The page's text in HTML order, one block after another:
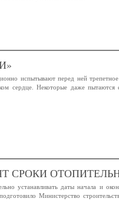
испытывают перед ней
сердце. Некоторые даже пытаются
СРОКИ
устанавливать даты начала и
Министерство